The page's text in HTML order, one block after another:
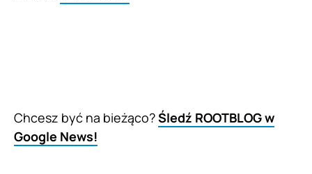
Chcesz być na bieżąco?Śledź ROOTBLOG w
Google News!